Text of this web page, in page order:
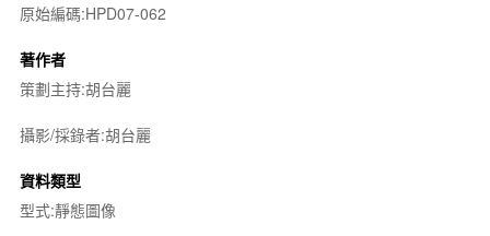
原始編碼:HPD07-062
著作者
策劃主持:胡台麗
攝影/採錄者:胡台麗
資料類型
型式:靜態圖像